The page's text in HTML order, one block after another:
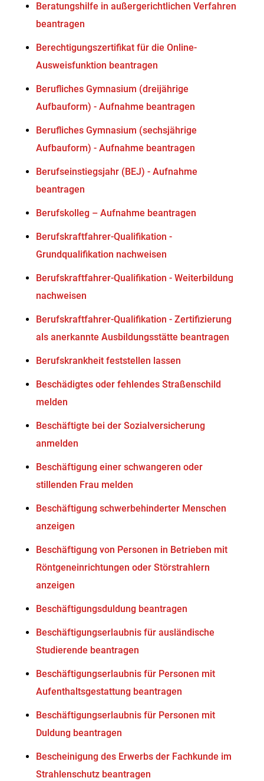
Beratungshilfe in außergerichtlichen Verfahren
beantragen
Berechtigungszertifikat für die Online-
Ausweisfunktion beantragen
Berufliches Gymnasium (dreijährige
Aufbauform) - Aufnahme beantragen
Berufliches Gymnasium (sechsjährige
Aufbauform) - Aufnahme beantragen
Berufseinstiegsjahr (BEJ) - Aufnahme
beantragen
Berufskolleg – Aufnahme beantragen
Berufskraftfahrer-Qualifikation -
Grundqualifikation nachweisen
Berufskraftfahrer-Qualifikation - Weiterbildung
nachweisen
Berufskraftfahrer-Qualifikation - Zertifizierung
als anerkannte Ausbildungsstätte beantragen
Berufskrankheit feststellen lassen
Beschädigtes oder fehlendes Straßenschild
melden
Beschäftigte bei der Sozialversicherung
anmelden
Beschäftigung einer schwangeren oder
stillenden Frau melden
Beschäftigung schwerbehinderter Menschen
anzeigen
Beschäftigung von Personen in Betrieben mit
Röntgeneinrichtungen oder Störstrahlern
anzeigen
Beschäftigungsduldung beantragen
Beschäftigungserlaubnis für ausländische
Studierende beantragen
Beschäftigungserlaubnis für Personen mit
Aufenthaltsgestattung beantragen
Beschäftigungserlaubnis für Personen mit
Duldung beantragen
Bescheinigung des Erwerbs der Fachkunde im
Strahlenschutz beantragen